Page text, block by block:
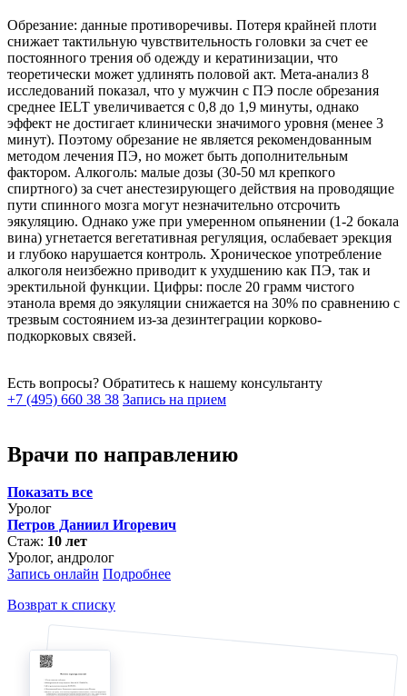
Обрезание: данные противоречивы. Потеря крайней плоти
снижает тактильную чувствительность головки за счет ее
постоянного трения об одежду и кератинизации, что
теоретически может удлинять половой акт. Мета-анализ 8
исследований показал, что у мужчин с ПЭ после обрезания
среднее IELT увеличивается с 0,8 до 1,9 минуты, однако
эффект не достигает клинически значимого уровня (менее 3
минут). Поэтому обрезание не является рекомендованным
методом лечения ПЭ, но может быть дополнительным
фактором. Алкоголь: малые дозы (30-50 мл крепкого
спиртного) за счет анестезирующего действия на проводящие
пути спинного мозга могут незначительно отсрочить
эякуляцию. Однако уже при умеренном опьянении (1-2 бокала
вина) угнетается вегетативная регуляция, ослабевает эрекция
и глубоко нарушается контроль. Хроническое употребление
алкоголя неизбежно приводит к ухудшению как ПЭ, так и
эректильной функции. Цифры: после 20 грамм чистого
этанола время до эякуляции снижается на 30% по сравнению с
трезвым состоянием из-за дезинтеграции корково-
подкорковых связей.
Есть вопросы? Обратитесь к нашему консультанту
+7 (495) 660 38 38 Запись на прием
Врачи по направлению
Показать все
Уролог
Петров Даниил Игоревич
Стаж: 10 лет
Уролог, андролог
Запись онлайн Подробнее
Возврат к списку